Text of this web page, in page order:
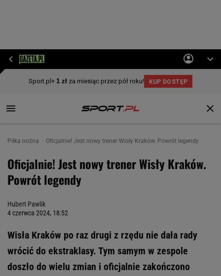
Piłka nożna Oficjalnie! Jest nowy trener Wisły Kraków. Powrót legendy
Oficjalnie! Jest nowy trener Wisły Kraków.
Powrót legendy
Hubert Pawlik
4 czerwca 2024, 18:52
Wisła Kraków po raz drugi z rzędu nie dała rady
wrócić do ekstraklasy. Tym samym w zespole
doszło do wielu zmian i oficjalnie zakończono